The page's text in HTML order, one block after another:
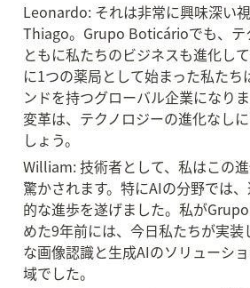
Leonardo: それは非常に興味深い視
Thiago。Grupo Boticárioでも、テ
ともに私たちのビジネスも進化し
に1つの薬局として始まった私たち
ンドを持つグローバル企業になり
変革は、テクノロジーの進化なし
しょう。
William: 技術者として、私はこの
驚かされます。特にAIの分野では
的な進歩を遂げました。私が
めた9年前には、今日私たちが実
な画像認識と生成AIのソリューシ
域でした。